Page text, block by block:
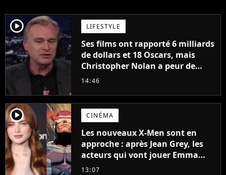
player2 LIFESTYLE
Ses films ont rapporté 6 milliards
de dollars et 18 Oscars, mais
Christopher Nolan a peur de
tourner un genre de films très
14:46
player2 CINÉMA
Les nouveaux X-Men sont en
approche : après Jean Grey, les
acteurs qui vont jouer Emma
Frost et Cyclope trouvés !
13:07